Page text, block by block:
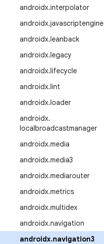
androidx.interpolator
androidx.javascriptengine
androidx.leanback
androidx.legacy
androidx.lifecycle
androidx.lint
androidx.loader
androidx.
localbroadcastmanager
androidx.media
androidx.media3
androidx.mediarouter
androidx.metrics
androidx.multidex
androidx.navigation
androidx.navigation3